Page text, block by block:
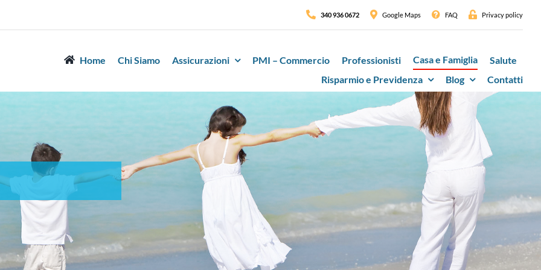
340 936 0672 Google Maps FAQ Privacy policy
Home Chi Siamo Assicurazioni PMI – Commercio Professionisti Casa e Famiglia
Salute
Risparmio e Previdenza
Blog Contatti